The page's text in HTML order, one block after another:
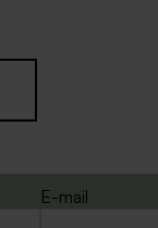
E-mail